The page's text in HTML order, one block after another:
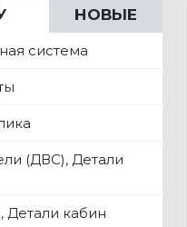
НОВЫЕ
система
(ДВС), Детали
Детали кабин